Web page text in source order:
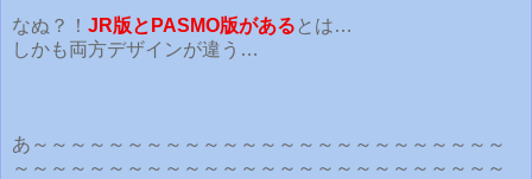
なぬ？！ JR版とPASMO版がある とは…
しかも両方デザインが違う…
あ～～～～～～～～～～～～～～～～～～～～～～～～～
～～～～～～～～～～～～～～～～～～～～～～～～～～